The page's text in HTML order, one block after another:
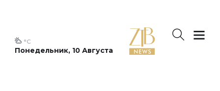
Понедельник, 10 Августа
°C